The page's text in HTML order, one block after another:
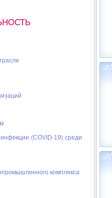
(COVID-19) среди
комплекса